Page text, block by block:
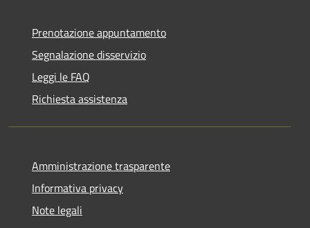
Prenotazione appuntamento
Segnalazione disservizio
Leggi le FAQ
Richiesta assistenza
Amministrazione trasparente
Informativa privacy
Note legali